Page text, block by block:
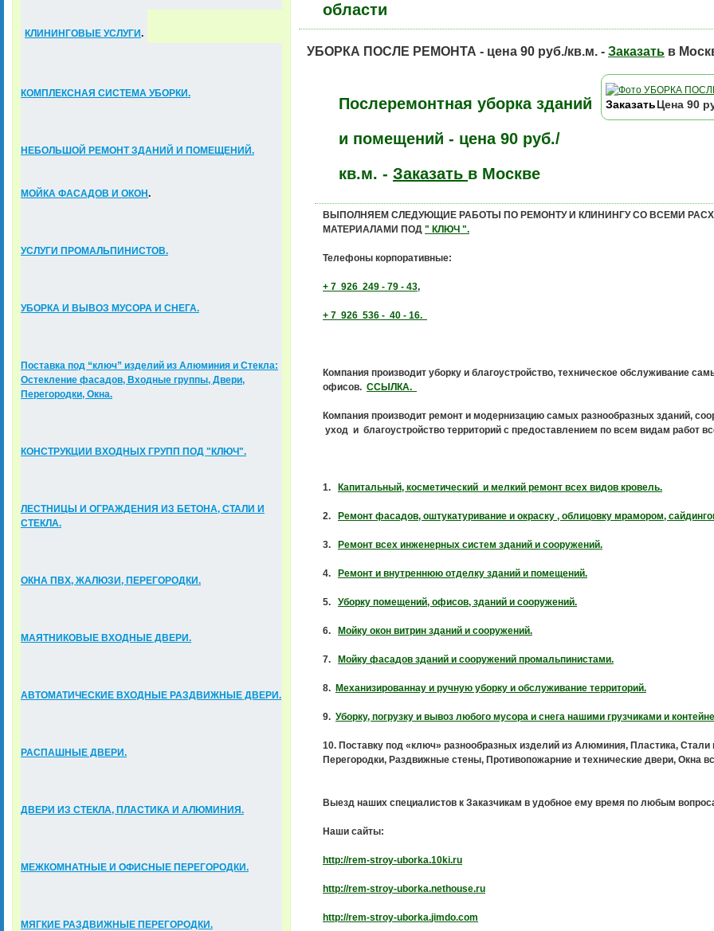
области
УБОРКА ПОСЛЕ РЕМОНТА - цена 90 руб./кв.м. - Заказать в
Цена 90
Заказать
Послеремонтная уборка зданий
и помещений - цена 90 руб./
кв.м. - Заказать в Москве
ВЫПОЛНЯЕМ СЛЕДУЮЩИЕ РАБОТЫ ПО РЕМОНТУ И КЛИНИНГУ СО ВСЕМИ
МАТЕРИАЛАМИ ПОД " КЛЮЧ ".
Телефоны корпоративные:
+ 7 926 249 - 79 - 43,
+ 7 926 536 - 40 - 16.
Компания производит уборку и благоустройство, техническое обслуживание
офисов. ССЫЛКА.
Компания производит ремонт и модернизацию самых разнообразных зданий,
уход и благоустройство территорий с предоставлением по всем видам работ
1. Капитальный, косметический и мелкий ремонт всех видов кровель.
2. Ремонт фасадов, оштукатуривание и окраску , облицовку мрамором,
3. Pемонт всех инженерных систем зданий и сооружений.
4. Ремонт и внутреннюю отделку зданий и помещений.
5. Уборку помещений, офисов, зданий и сооружений.
6. Мойку окон витрин зданий и сооружений.
7. Мойку фасадов зданий и сооружений промальпинистами.
8. Механизированнау и ручную уборку и обслуживание территорий.
9. Уборку, погрузку и вывоз любого мусора и снега нашими грузчиками и
10. Поставку под «ключ» разнообразных изделий из Алюминия, Пластика,
Перегородки, Раздвижные стены, Противопожарние и технические двери, Окна
Выезд наших специалистов к Заказчикам в удобное ему время по любым
Наши сайты:
http://rem-stroy-uborka.10ki.ru
http://rem-stroy-uborka.nethouse.ru
http://rem-stroy-uborka.jimdo.com
КЛИНИНГОВЫЕ УСЛУГИ.
КОМПЛЕКСНАЯ СИСТЕМА УБОРКИ.
НЕБОЛЬШОЙ РЕМОНТ ЗДАНИЙ И ПОМЕЩЕНИЙ.
МОЙКА ФАСАДОВ И ОКОН.
УСЛУГИ ПРОМАЛЬПИНИСТОВ.
УБОРКА И ВЫВОЗ МУСОРА И СНЕГА.
Поставка под “ключ” изделий из Алюминия и Стекла:
Остекление фасадов, Входные группы, Двери,
Перегородки, Окна.
КОНСТРУКЦИИ ВХОДНЫХ ГРУПП ПОД "КЛЮЧ".
ЛЕСТНИЦЫ И ОГРАЖДЕНИЯ ИЗ БЕТОНА, СТАЛИ И
СТЕКЛА.
ОКНА ПВХ, ЖАЛЮЗИ, ПЕРЕГОРОДКИ.
МАЯТНИКОВЫЕ ВХОДНЫЕ ДВЕРИ.
АВТОМАТИЧЕСКИЕ ВХОДНЫЕ РАЗДВИЖНЫЕ ДВЕРИ.
РАСПАШНЫЕ ДВЕРИ.
ДВЕРИ ИЗ СТЕКЛА, ПЛАСТИКА И АЛЮМИНИЯ.
МЕЖКОМНАТНЫЕ И ОФИСНЫЕ ПЕРЕГОРОДКИ.
МЯГКИЕ РАЗДВИЖНЫЕ ПЕРЕГОРОДКИ.